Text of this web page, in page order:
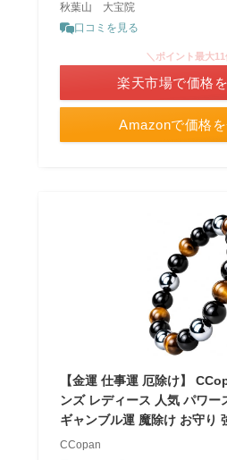
秋葉山 大宝院
口コミを見る
Amazonで価格
＼ポイント最大11
楽天市場で価格
【金運 仕事運 厄除け】
ンズ レディース 人気 パワー
ギャンブル運 魔除け お守り
CCopan